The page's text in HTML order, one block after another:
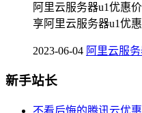
阿里云服务器u1优惠
享阿里云服务器u1优
2023-06-04 阿里云服
新手站长
不看后悔的腾讯云优